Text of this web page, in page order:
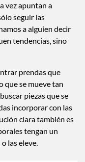
vez apuntan a
seguir las
a alguien decir
tendencias, sino
prendas que
que se mueve tan
piezas que se
incorporar con las
clara también es
tengan un
las eleve.